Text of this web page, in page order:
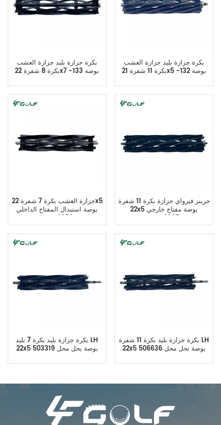
بكرة جزازة بليد جزازة العشب
بكرة 8 شفرة 22x7 بوصة 133-
بكرة جزازة بليد جزازة العشب
بكرة 11 شفرة 21x5 بوصة 132-
جزازة العشب بكرة 7 شفرة 22x5
بوصة استبدال المفتاح الداخلي
TCA19350
جرينز فيرواي جزازة بكرة 11 شفرة
22x5 بوصة مفتاح خارجي
AMT2885
بكرة جزازة بليد بكرة 7 بليد LH
22x5 بوصة يحل محل 503319
بكرة جزازة بليد بكرة 11 شفرة LH
22x5 بوصة تحل محل 506636